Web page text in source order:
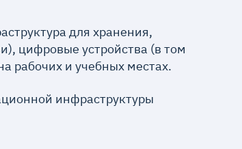
для хранения,
цифровые устройства (в том
рабочих и учебных местах.
инфраструктуры